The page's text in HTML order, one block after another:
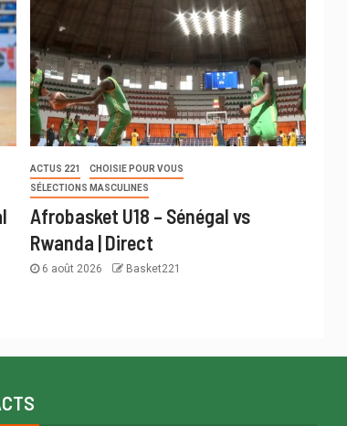
ACTUS 221
CHOISIE POUR VOUS
SÉLECTIONS MASCULINES
Afrobasket U18 – Sénégal vs
Rwanda | Direct
6 août 2026 Basket221